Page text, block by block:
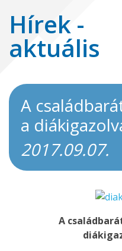
Hírek -
aktuális
A
a
2017.09.07.
A